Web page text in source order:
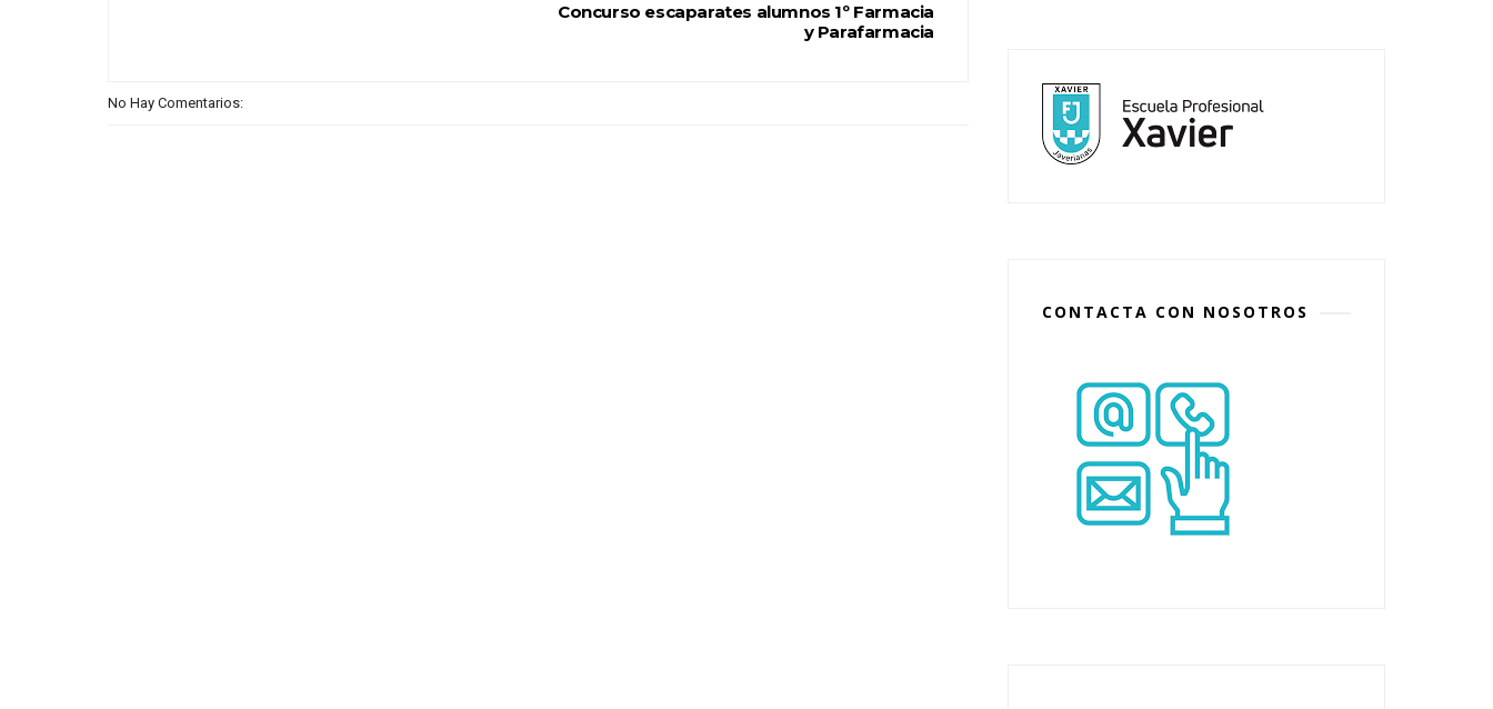
Concurso escaparates alumnos 1º Farmacia
y Parafarmacia
No Hay Comentarios:
CONTACTA CON NOSOTROS